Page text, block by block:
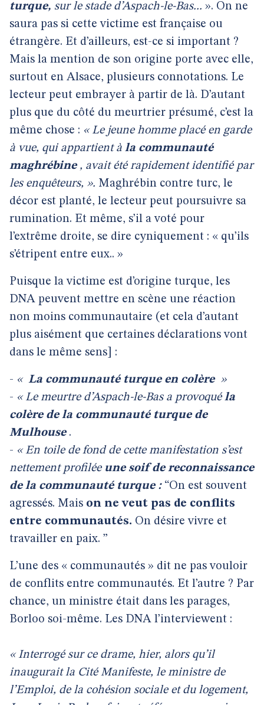
turque, sur le stade d’Aspach-le-Bas... ». On ne
saura pas si cette victime est française ou
étrangère. Et d’ailleurs, est-ce si important ?
Mais la mention de son origine porte avec elle,
surtout en Alsace, plusieurs connotations. Le
lecteur peut embrayer à partir de là. D’autant
plus que du côté du meurtrier présumé, c’est la
même chose : « Le jeune homme placé en garde
à vue, qui appartient à la communauté
maghrébine , avait été rapidement identifié par
les enquêteurs, ». Maghrébin contre turc, le
décor est planté, le lecteur peut poursuivre sa
rumination. Et même, s’il a voté pour
l’extrême droite, se dire cyniquement : « qu’ils
s’étripent entre eux.. »
Puisque la victime est d’origine turque, les
DNA peuvent mettre en scène une réaction
non moins communautaire (et cela d’autant
plus aisément que certaines déclarations vont
dans le même sens] :
- « La communauté turque en colère »
- « Le meurtre d’Aspach-le-Bas a provoqué la
colère de la communauté turque de
Mulhouse .
- « En toile de fond de cette manifestation s’est
nettement profilée une soif de reconnaissance
de la communauté turque : “On est souvent
agressés. Mais on ne veut pas de conflits
entre communautés. On désire vivre et
travailler en paix. ”
L’une des « communautés » dit ne pas vouloir
de conflits entre communautés. Et l’autre ? Par
chance, un ministre était dans les parages,
Borloo soi-même. Les DNA l’interviewent :
« Interrogé sur ce drame, hier, alors qu’il
inaugurait la Cité Manifeste, le ministre de
l’Emploi, de la cohésion sociale et du logement,